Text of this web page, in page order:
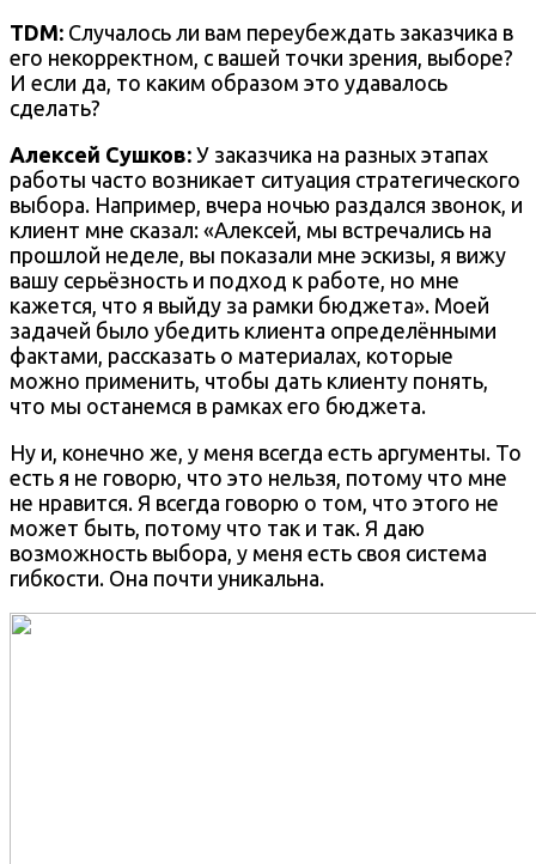
TDM: Случалось ли вам переубеждать заказчика в
его некорректном, с вашей точки зрения, выборе?
И если да, то каким образом это удавалось
сделать?
Алексей Сушков: У заказчика на разных этапах
работы часто возникает ситуация стратегического
выбора. Например, вчера ночью раздался звонок, и
клиент мне сказал: «Алексей, мы встречались на
прошлой неделе, вы показали мне эскизы, я вижу
вашу серьёзность и подход к работе, но мне
кажется, что я выйду за рамки бюджета». Моей
задачей было убедить клиента определёнными
фактами, рассказать о материалах, которые
можно применить, чтобы дать клиенту понять,
что мы останемся в рамках его бюджета.
Ну и, конечно же, у меня всегда есть аргументы. То
есть я не говорю, что это нельзя, потому что мне
не нравится. Я всегда говорю о том, что этого не
может быть, потому что так и так. Я даю
возможность выбора, у меня есть своя система
гибкости. Она почти уникальна.